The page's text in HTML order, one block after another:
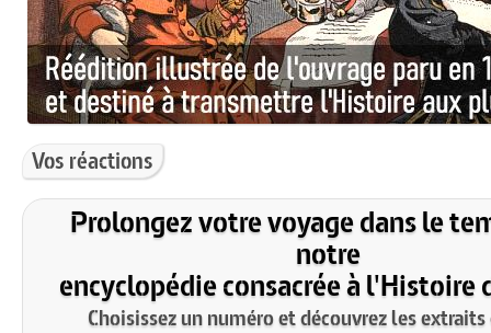
Vos réactions
Prolongez votre voyage dans le
notre
encyclopédie consacrée à l'Histoire
Choisissez un numéro et découvrez les